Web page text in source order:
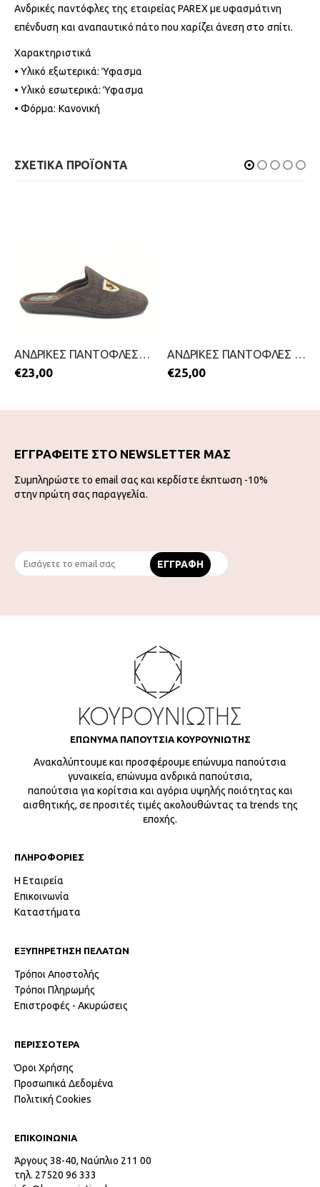
Ανδρικές παντόφλες της εταιρείας PAREX με υφασμάτινη
επένδυση και αναπαυτικό πάτο που χαρίζει άνεση στο σπίτι.
Χαρακτηριστικά
• Υλικό εξωτερικά: Ύφασμα
• Υλικό εσωτερικά: Ύφασμα
• Φόρμα: Κανονική
ΣΧΕΤΙΚΑ ΠΡΟΪΟΝΤΑ
ΑΝΔΡΙΚΕΣ ΠΑΝΤΟΦΛΕΣ-ANTRIN-2211-0093-ΚΑΦΕ
€23,00
ΑΝΔΡΙΚΕΣ ΠΑΝΤΟΦΛΕΣ ΚΑΛΟΚΑΙΡΙΝΕΣ-GALE-2199-0226-ΜΑΥΡΟ
€25,00
ΕΓΓΡΑΦΕΙΤΕ ΣΤΟ NEWSLETTER ΜΑΣ
Συμπληρώστε το email σας και κερδίστε έκπτωση -10%
στην πρώτη σας παραγγελία.
ΕΠΩΝΥΜΑ ΠΑΠΟΥΤΣΙΑ ΚΟΥΡΟΥΝΙΩΤΗΣ
Ανακαλύπτουμε και προσφέρουμε επώνυμα παπούτσια
γυναικεία, επώνυμα ανδρικά παπούτσια,
παπούτσια για κορίτσια και αγόρια υψηλής ποιότητας και
αισθητικής, σε προσιτές τιμές ακολουθώντας τα trends της
εποχής.
ΠΛΗΡΟΦΟΡΙΕΣ
Η Εταιρεία
Επικοινωνία
Καταστήματα
ΕΞΥΠΗΡΕΤΗΣΗ ΠΕΛΑΤΩΝ
Τρόποι Αποστολής
Τρόποι Πληρωμής
Επιστροφές - Ακυρώσεις
ΠΕΡΙΣΣΟΤΕΡΑ
Όροι Χρήσης
Προσωπικά Δεδομένα
Πολιτική Cookies
ΕΠΙΚΟΙΝΩΝΙΑ
Άργους 38-40, Ναύπλιο 211 00
τηλ. 27520 96 333